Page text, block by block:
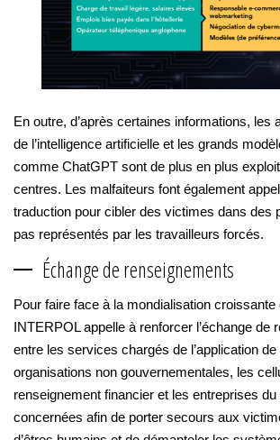
En outre, d’après certaines informations, les
de l’intelligence artificielle et les grands
comme ChatGPT sont de plus en plus
centres. Les malfaiteurs font également
traduction pour cibler des victimes dans des
pas représentés par les travailleurs forcés.
Échange de renseignements
Pour faire face à la mondialisation
INTERPOL appelle à renforcer l’échange de
entre les services chargés de l’application de
organisations non gouvernementales, les
renseignement financier et les entreprises
concernées afin de porter secours aux